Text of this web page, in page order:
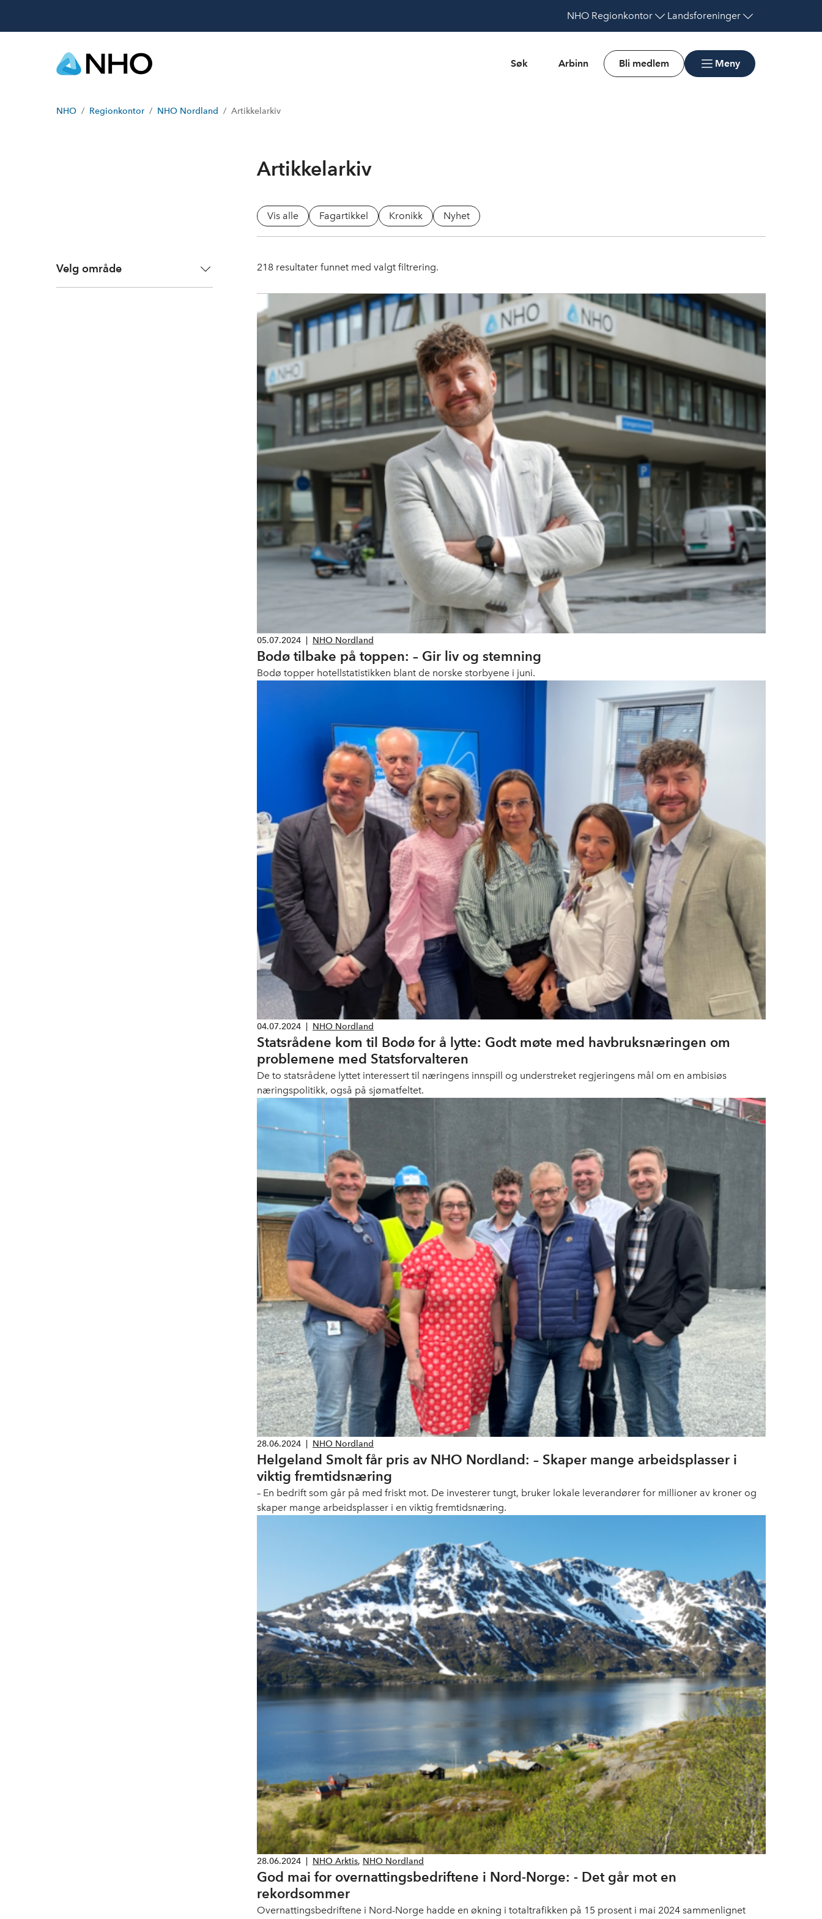
NHO Regionkontor Landsforeninger
Søk Arbinn Bli medlem Meny
NHO Regionkontor NHO Nordland Artikkelarkiv
Artikkelarkiv
Vis alle Fagartikkel Kronikk Nyhet
Velg område 218 resultater funnet med valgt filtrering.
05.07.2024 NHO Nordland
Bodø tilbake på toppen: – Gir liv og stemning
Bodø topper hotellstatistikken blant de norske storbyene i juni.
04.07.2024 NHO Nordland
Statsrådene kom til Bodø for å lytte: Godt møte med havbruksnæringen om
problemene med Statsforvalteren
De to statsrådene lyttet interessert til næringens innspill og understreket regjeringens mål om en ambisiøs
næringspolitikk, også på sjømatfeltet.
28.06.2024 NHO Nordland
Helgeland Smolt får pris av NHO Nordland: – Skaper mange arbeidsplasser i
viktig fremtidsnæring
– En bedrift som går på med friskt mot. De investerer tungt, bruker lokale leverandører for millioner av kroner og
skaper mange arbeidsplasser i en viktig fremtidsnæring.
28.06.2024 NHO Arktis, NHO Nordland
God mai for overnattingsbedriftene i Nord-Norge: - Det går mot en
rekordsommer
Overnattingsbedriftene i Nord-Norge hadde en økning i totaltrafikken på 15 prosent i mai 2024 sammenlignet